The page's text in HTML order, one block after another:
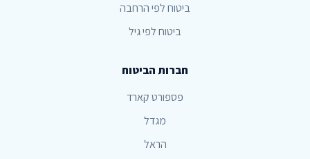
ביטוח לפי הרחבה
ביטוח לפי גיל
חברות הביטוח
פספורט קארד
מגדל
הראל